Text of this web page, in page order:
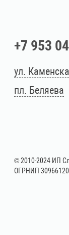
+7 953
ул.
пл. Беляева
© 2010-2024 ИП
ОГРНИП